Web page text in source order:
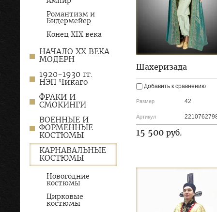
Романтизм и
Бидермейер
Конец XIX века
НАЧАЛО XX ВЕКА
МОДЕРН
1920-1930 гг.
НЭП Чикаго
ФРАКИ И
СМОКИНГИ
ВОЕННЫЕ И
ФОРМЕННЫЕ
КОСТЮМЫ
КАРНАВАЛЬНЫЕ
КОСТЮМЫ
Новогодние
костюмы
Цирковые
костюмы
Шахеризада
Добавить к сравнению
Размер 42
Артикул
15 500 руб.